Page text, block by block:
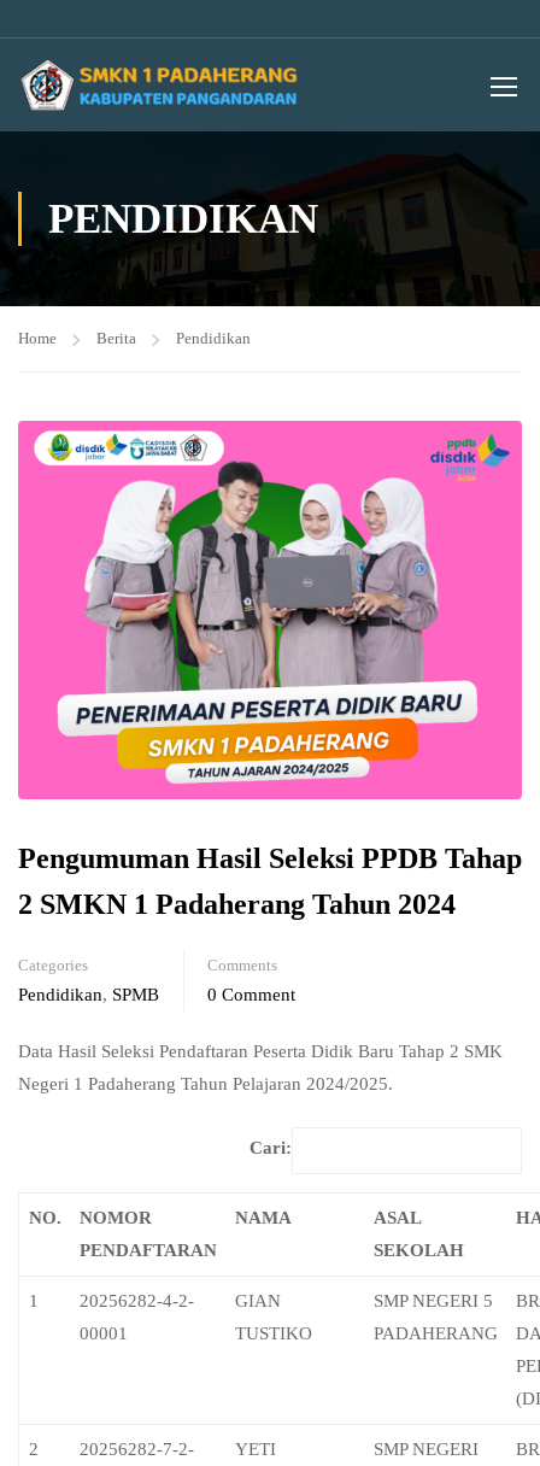
PENDIDIKAN
Home Berita Pendidikan
Pengumuman Hasil Seleksi PPDB Tahap
2 SMKN 1 Padaherang Tahun 2024
Categories
Pendidikan, SPMB
Comments
0 Comment
Data Hasil Seleksi Pendaftaran Peserta Didik Baru Tahap 2 SMK
Negeri 1 Padaherang Tahun Pelajaran 2024/2025.
Cari:
NO.
NOMOR
PENDAFTARAN
NAMA
ASAL
SEKOLAH
1
20256282-4-2-
00001
GIAN
TUSTIKO
SMP NEGERI 5
PADAHERANG
2
20256282-7-2-
YETI
SMP NEGERI